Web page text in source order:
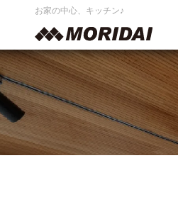
お家の中心、キッチン♪